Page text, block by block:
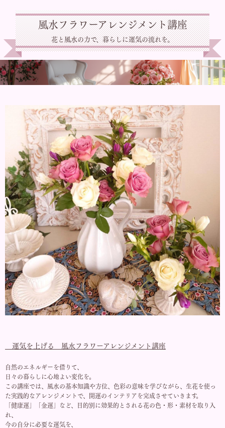
風水フラワーアレンジメント講座
花と風水の力で、暮らしに運気の流れを。
運気を上げる 風水フラワーアレンジメント講座
自然のエネルギーを借りて、
日々の暮らしに心地よい変化を。
この講座では、風水の基本知識や方位、色彩の意味を学びながら、生花を使っ
た実践的なアレンジメントで、開運のインテリアを完成させていきます。
「健康運」「金運」など、目的別に効果的とされる花の色・形・素材を取り入
れ、
今の自分に必要な運気を、